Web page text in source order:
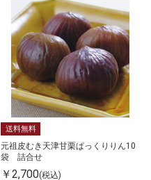
送料無料
元祖皮むき天津甘栗ぱっくりりん10
袋 詰合せ
￥2,700(税込)